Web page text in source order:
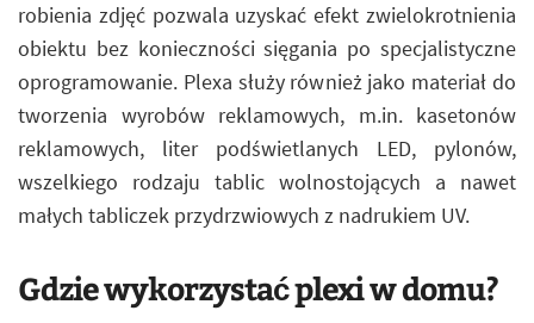
robienia zdjęć pozwala uzyskać efekt zwielokrotnienia
obiektu bez konieczności sięgania po specjalistyczne
oprogramowanie. Plexa służy również jako materiał do
tworzenia wyrobów reklamowych, m.in. kasetonów
reklamowych, liter podświetlanych LED, pylonów,
wszelkiego rodzaju tablic wolnostojących a nawet
małych tabliczek przydrzwiowych z nadrukiem UV.
Gdzie wykorzystać plexi w domu?